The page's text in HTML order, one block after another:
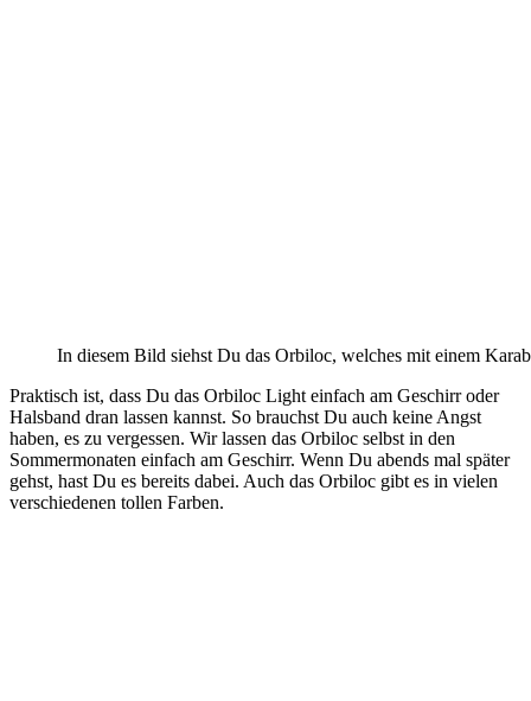
In diesem Bild siehst Du das Orbiloc, welches mit einem
Praktisch ist, dass Du das Orbiloc Light einfach am Geschirr oder
Halsband dran lassen kannst. So brauchst Du auch keine Angst
haben, es zu vergessen. Wir lassen das Orbiloc selbst in den
Sommermonaten einfach am Geschirr. Wenn Du abends mal später
gehst, hast Du es bereits dabei. Auch das Orbiloc gibt es in vielen
verschiedenen tollen Farben.